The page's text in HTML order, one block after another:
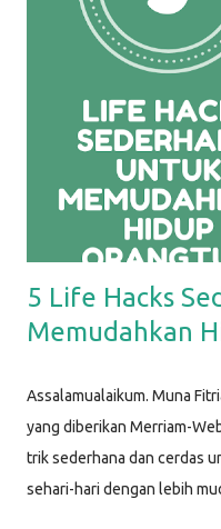
5 Life Hacks
Memudahkan
Assalamualaikum. Muna
yang diberikan Merriam-
trik sederhana dan cerdas
sehari-hari dengan lebih